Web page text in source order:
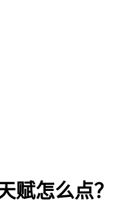
赋怎么点？